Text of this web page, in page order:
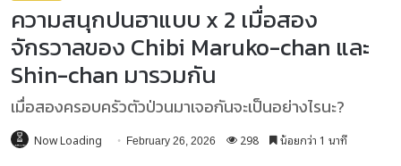
ความสนุกปนฮาแบบ x 2 เมื่อสอง
จักรวาลของ Chibi Maruko-chan และ
Shin-chan มารวมกัน
เมื่อสองครอบครัวตัวป่วนมาเจอกันจะเป็นอย่างไรนะ?
Now Loading February 26, 2026 298 น้อยกว่า 1 นาที